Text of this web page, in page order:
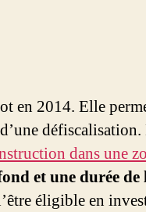
en 2014. Elle
dans une
et une durée
éligible en